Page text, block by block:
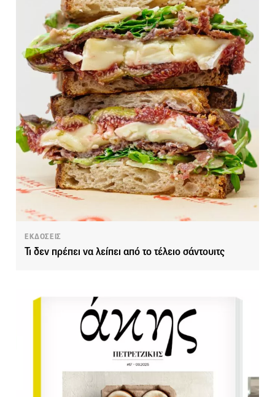
ΕΚΔΟΣΕΙΣ
Τι δεν πρέπει να λείπει από το τέλειο σάντουιτς